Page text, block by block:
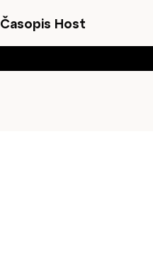
Časopis Host